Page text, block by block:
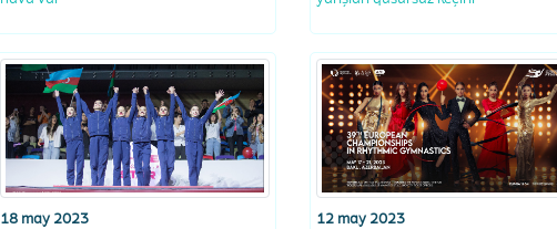
18 may 2023
12 may 2023